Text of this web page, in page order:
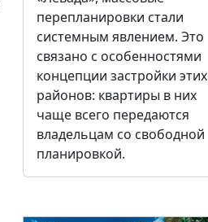
перепланировки стали
системным явлением. Это
связано с особенностями
концепции застройки этих
районов: квартиры в них
чаще всего передаются
владельцам со свободной
планировкой.